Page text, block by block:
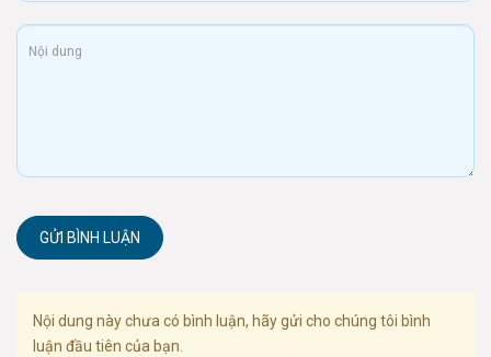
GỬI BÌNH LUẬN
Nội dung này chưa có bình luận, hãy gửi cho chúng tôi bình
luận đầu tiên của bạn.